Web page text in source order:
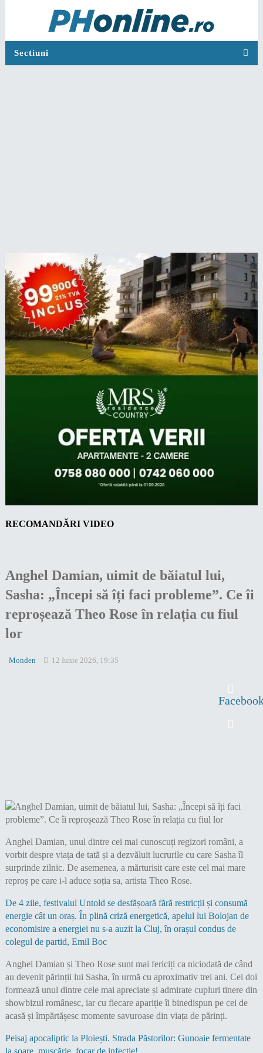
Sectiuni
RECOMANDĂRI VIDEO
Anghel Damian, uimit de băiatul lui,
Sasha: „Începi să îți faci probleme”. Ce îi
reproșează Theo Rose în relația cu fiul
lor
Monden 12 Iunie 2026, 19:35
Anghel Damian, unul dintre cei mai cunoscuți regizori români, a
vorbit despre viața de tată și a dezvăluit lucrurile cu care Sasha îl
surprinde zilnic. De asemenea, a mărturisit care este cel mai mare
reproș pe care i-l aduce soția sa, artista Theo Rose.
De 4 zile, festivalul Untold se desfășoară fără restricții și consumă
energie cât un oraș. În plină criză energetică, apelul lui Bolojan de
economisire a energiei nu s-a auzit la Cluj, în orașul condus de
colegul de partid, Emil Boc
Anghel Damian și Theo Rose sunt mai fericiți ca niciodată de când
au devenit părinții lui Sasha, în urmă cu aproximativ trei ani. Cei doi
formează unul dintre cele mai apreciate și admirate cupluri tinere din
showbizul românesc, iar cu fiecare apariție îi binedispun pe cei de
acasă și împărtășesc momente savuroase din viața de părinți.
Peisaj apocaliptic la Ploiești. Strada Păstorilor: Gunoaie fermentate
la soare, muscărie, focar de infecție!